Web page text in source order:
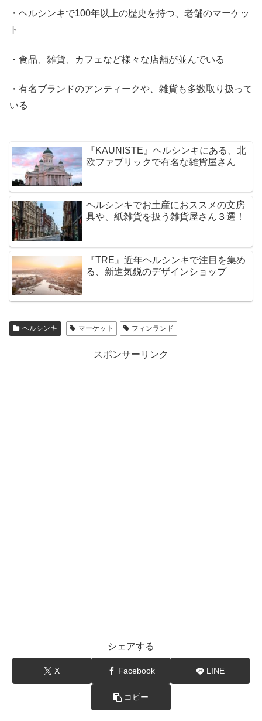
・ヘルシンキで100年以上の歴史を持つ、老舗のマーケッ
ト
・食品、雑貨、カフェなど様々な店舗が並んでいる
・有名ブランドのアンティークや、雑貨も多数取り扱って
いる
『KAUNISTE』ヘルシンキにある、北
欧ファブリックで有名な雑貨屋さん
ヘルシンキでお土産におススメの文房
具や、紙雑貨を扱う雑貨屋さん３選！
『TRE』近年ヘルシンキで注目を集め
る、新進気鋭のデザインショップ
ヘルシンキ マーケット フィンランド
スポンサーリンク
シェアする
X Facebook LINE
コピー